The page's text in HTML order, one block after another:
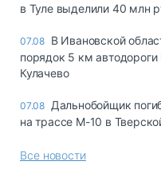
в Туле выделили 40 млн
07.08 В Ивановской
порядок 5 км
Кулачево
07.08 Дальнобойщик
на трассе М-10 в
Все новости